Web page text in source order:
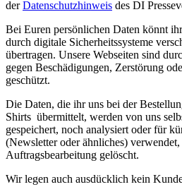
derDatenschutzhinweis des DI
Bei Euren persönlichen Daten könnt
durch digitale Sicherheitssysteme
übertragen. Unsere Webseiten sind
gegen Beschädigungen, Zerstörung
geschützt.
Die Daten, die ihr uns bei der
Shirts übermittelt, werden von uns
gespeichert, noch analysiert oder für
(Newsletter oder ähnliches)
Auftragsbearbeitung gelöscht.
Wir legen auch ausdücklich kein